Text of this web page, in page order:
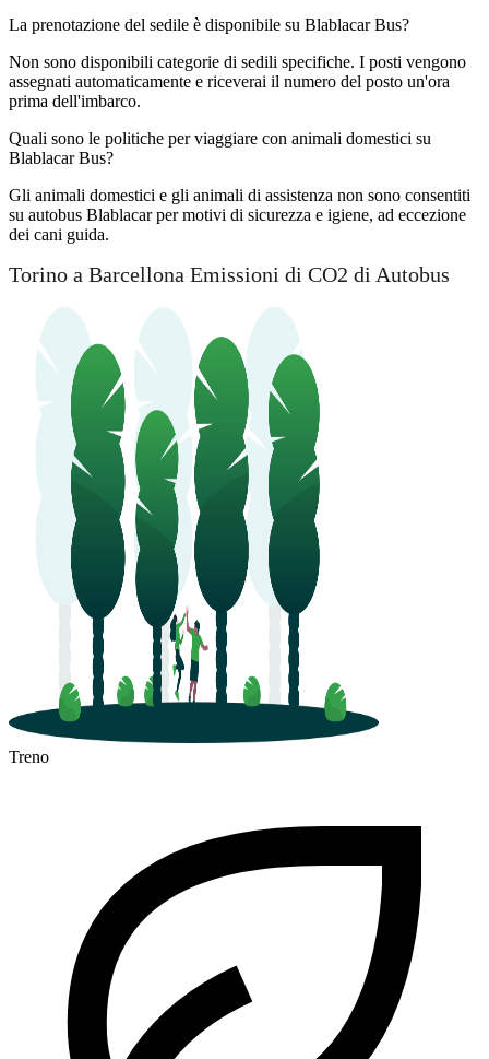
La prenotazione del sedile è disponibile su Blablacar Bus?
Non sono disponibili categorie di sedili specifiche. I posti vengono
assegnati automaticamente e riceverai il numero del posto un'ora
prima dell'imbarco.
Quali sono le politiche per viaggiare con animali domestici su
Blablacar Bus?
Gli animali domestici e gli animali di assistenza non sono consentiti
su autobus Blablacar per motivi di sicurezza e igiene, ad eccezione
dei cani guida.
Torino a Barcellona Emissioni di CO2 di Autobus
Treno